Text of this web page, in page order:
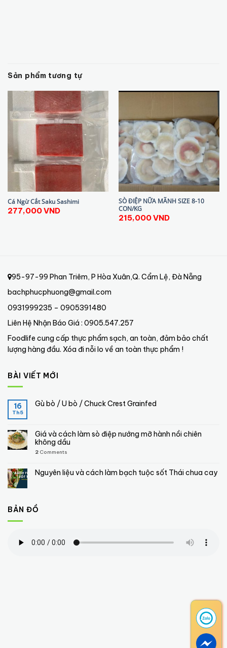
Sản phẩm tương tự
Cá Ngừ Cắt Saku Sashimi
277,000VND
SÒ ĐIỆP NỮA MÃNH SIZE 8-10
CON/KG
215,000VND
95-97-99 Phan Triêm, P Hòa Xuân,Q. Cẩm Lệ, Đà Nẵng
bachphucphuong@gmail.com
0931999235 – 0905391480
Liên Hệ Nhận Báo Giá : 0905.547.257
Foodlife cung cấp thực phẩm sạch, an toàn, đảm bảo chất
lượng hàng đầu. Xóa đi nỗi lo về an toàn thực phẩm !
BÀI VIẾT MỚI
16
Th5
Gù bò / U bò / Chuck Crest Grainfed
Giá và cách làm sò điệp nướng mỡ hành nồi chiên
không dầu
2 Comments
Nguyên liệu và cách làm bạch tuộc sốt Thái chua cay
BẢN ĐỒ